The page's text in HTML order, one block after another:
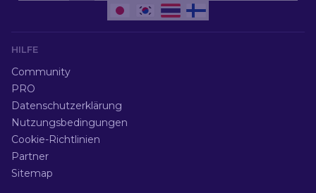
HILFE
Community
PRO
Datenschutzerklärung
Nutzungsbedingungen
Cookie-Richtlinien
Partner
Sitemap